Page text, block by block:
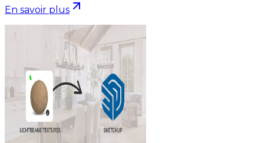
En savoir plus